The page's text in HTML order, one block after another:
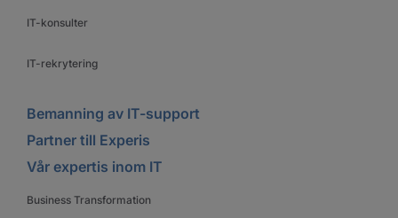
IT-konsulter
IT-rekrytering
Bemanning av IT-support
Partner till Experis
Vår expertis inom IT
Business Transformation